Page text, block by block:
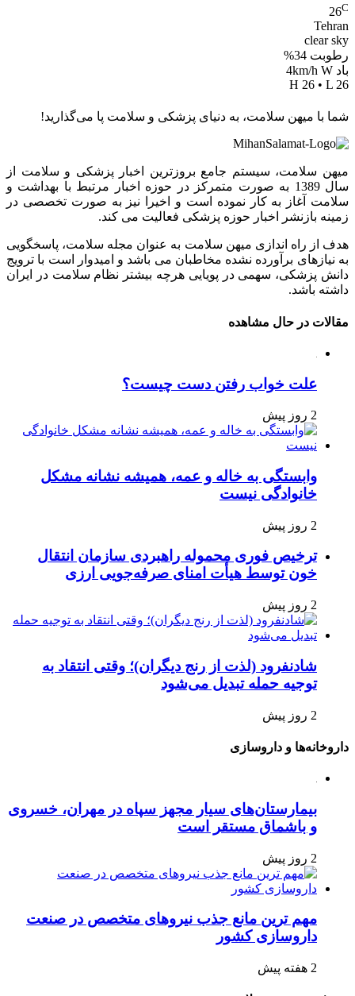
26C
Tehran
clear sky
رطوبت 34%
باد 4km/h W
H 26 • L 26
شما با میهن سلامت، به دنیای پزشکی و سلامت پا می‌گذارید!
میهن سلامت، سیستم جامع بروزترین اخبار پزشکی و سلامت از
سال 1389 به صورت متمرکز در حوزه اخبار مرتبط با بهداشت و
سلامت آغاز به کار نموده است و اخیرا نیز به صورت تخصصی در
زمینه بازنشر اخبار حوزه پزشکی فعالیت می کند.
هدف از راه اندازی میهن سلامت به عنوان مجله سلامت، پاسخگویی
به نیازهای برآورده نشده مخاطبان می باشد و امیدوار است با ترویج
دانش پزشکی، سهمی در پویایی هرچه بیشتر نظام سلامت در ایران
داشته باشد.
مقالات در حال مشاهده
علت خواب رفتن دست چیست؟
2 روز پیش
وابستگی به خاله و عمه، همیشه نشانه مشکل
خانوادگی نیست
2 روز پیش
ترخیص فوری محموله راهبردی سازمان انتقال
خون توسط هیأت امنای صرفه‌جویی ارزی
2 روز پیش
شادنفرود (لذت از رنج دیگران)؛ وقتی انتقاد به
توجیه حمله تبدیل می‌شود
2 روز پیش
داروخانه‌ها و داروسازی
بیمارستان‌های سیار مجهز سپاه در مهران، خسروی
و باشماق مستقر است
2 روز پیش
مهم ترین مانع جذب نیروهای متخصص در صنعت
داروسازی کشور
2 هفته پیش